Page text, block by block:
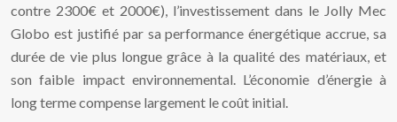
contre 2300€ et 2000€), l’investissement dans le Jolly Mec
Globo est justifié par sa performance énergétique accrue, sa
durée de vie plus longue grâce à la qualité des matériaux, et
son faible impact environnemental. L’économie d’énergie à
long terme compense largement le coût initial.